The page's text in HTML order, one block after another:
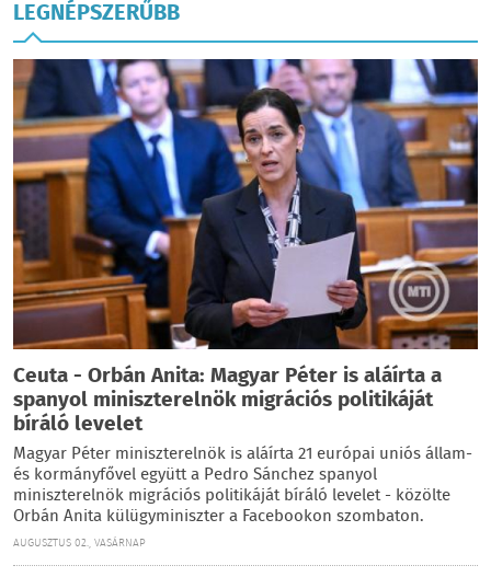
LEGNÉPSZERŰBB
Ceuta - Orbán Anita: Magyar Péter is aláírta a
spanyol miniszterelnök migrációs politikáját
bíráló levelet
Magyar Péter miniszterelnök is aláírta 21 európai uniós állam-
és kormányfővel együtt a Pedro Sánchez spanyol
miniszterelnök migrációs politikáját bíráló levelet - közölte
Orbán Anita külügyminiszter a Facebookon szombaton.
AUGUSZTUS 02., VASÁRNAP